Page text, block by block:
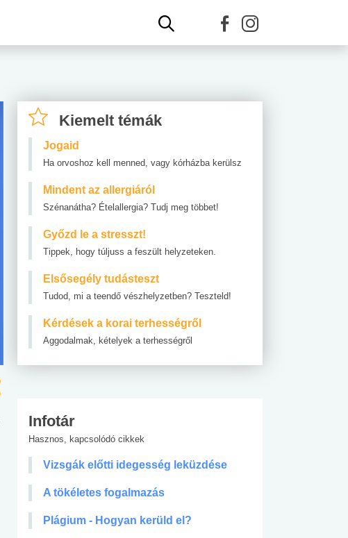
Kiemelt témák
Jogaid
Ha orvoshoz kell menned, vagy kórházba kerülsz
Mindent az allergiáról
Szénanátha? Ételallergia? Tudj meg többet!
Győzd le a stresszt!
Tippek, hogy túljuss a feszült helyzeteken.
Elsősegély tudásteszt
Tudod, mi a teendő vészhelyzetben? Teszteld!
Kérdések a korai terhességről
Aggodalmak, kételyek a terhességről
Infotár
Hasznos, kapcsolódó cikkek
Vizsgák előtti idegesség leküzdése
A tökéletes fogalmazás
Plágium - Hogyan kerüld el?